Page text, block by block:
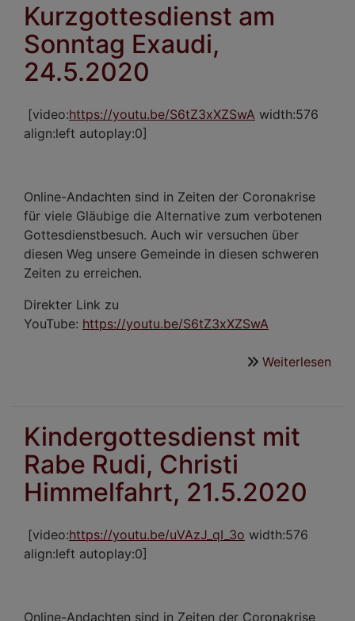
Kurzgottesdienst am
Sonntag Exaudi,
24.5.2020
[video:https://youtu.be/S6tZ3xXZSwA width:576
align:left autoplay:0]
Online-Andachten sind in Zeiten der Coronakrise
für viele Gläubige die Alternative zum verbotenen
Gottesdienstbesuch. Auch wir versuchen über
diesen Weg unsere Gemeinde in diesen schweren
Zeiten zu erreichen.
Direkter Link zu
YouTube: https://youtu.be/S6tZ3xXZSwA
Weiterlesen
Kindergottesdienst mit
Rabe Rudi, Christi
Himmelfahrt, 21.5.2020
[video:https://youtu.be/uVAzJ_qI_3o width:576
align:left autoplay:0]
Online-Andachten sind in Zeiten der Coronakrise